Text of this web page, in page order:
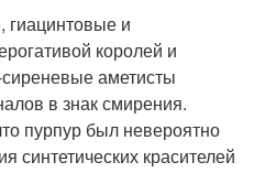
и
королей и
аметисты
в знак смирения.
пурпур был невероятно
синтетических красителей